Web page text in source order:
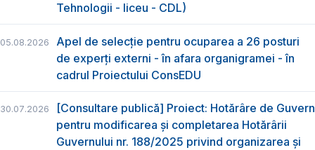
Tehnologii - liceu - CDL)
05.08.2026
Apel de selecție pentru ocuparea a 26 posturi
de experți externi - în afara organigramei - în
cadrul Proiectului ConsEDU
30.07.2026
[Consultare publică] Proiect: Hotărâre de Guvern
pentru modificarea și completarea Hotărârii
Guvernului nr. 188/2025 privind organizarea şi